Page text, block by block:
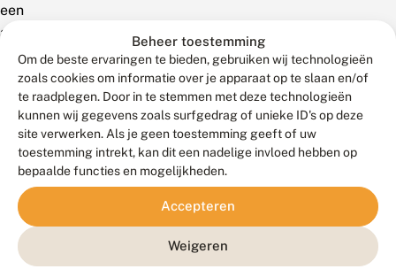
Beheer toestemming
Om de beste ervaringen te bieden, gebruiken wij technologieën
zoals cookies om informatie over je apparaat op te slaan en/of
te raadplegen. Door in te stemmen met deze technologieën
kunnen wij gegevens zoals surfgedrag of unieke ID's op deze
site verwerken. Als je geen toestemming geeft of uw
toestemming intrekt, kan dit een nadelige invloed hebben op
bepaalde functies en mogelijkheden.
Accepteren
Weigeren
een
andere
zoekterm!